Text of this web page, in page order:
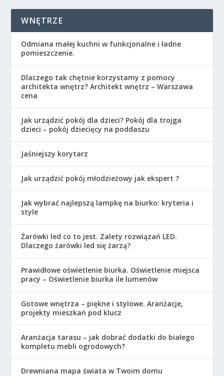
WNĘTRZE
Odmiana małej kuchni w funkcjonalne i ładne
pomieszczenie.
Dlaczego tak chętnie korzystamy z pomocy
architekta wnętrz? Architekt wnętrz – Warszawa
cena
Jak urządzić pokój dla dzieci? Pokój dla trojga
dzieci – pokój dziecięcy na poddaszu
Jaśniejszy korytarz
Jak urządzić pokój młodzieżowy jak ekspert ?
Jak wybrać najlepszą lampkę na biurko: kryteria i
style
Żarówki led co to jest. Zalety rozwiązań LED.
Dlaczego żarówki led się żarzą?
Prawidłowe oświetlenie biurka. Oświetlenie miejsca
pracy – Oświetlenie biurka ile lumenów
Gotowe wnętrza – piękne i stylowe. Aranżacje,
projekty mieszkań pod klucz
Aranżacja tarasu – jak dobrać dodatki do białego
kompletu mebli ogrodowych?
Drewniana mapa świata w Twoim domu